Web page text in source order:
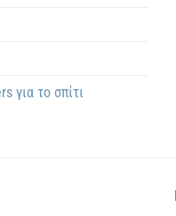
για το σπίτι